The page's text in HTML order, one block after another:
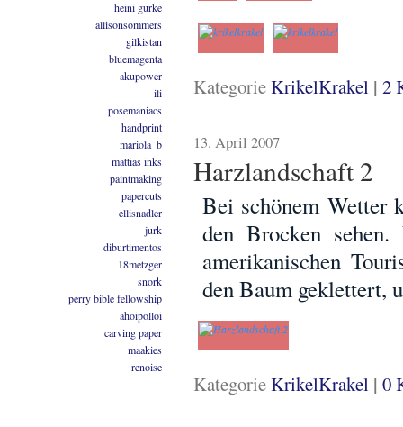
KategorieKrikelKrakel | 2
13. April 2007
Harzlandschaft 2
Bei schönem Wetter
den Brocken
amerikanischen
den Baum geklettert,
KategorieKrikelKrakel | 0
heini gurke
allisonsommers
gilkistan
bluemagenta
akupower
ili
posemaniacs
handprint
mariola_b
mattias inks
paintmaking
papercuts
ellisnadler
jurk
diburtimentos
18metzger
snork
perry bible fellowship
ahoipolloi
carving paper
maakies
renoise